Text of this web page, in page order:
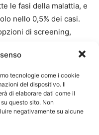
tecnologie come i cookie
del dispositivo. Il
di elaborare dati come il
questo sito. Non
negativamente su alcune
le fasi della malattia, e
nello 0,5% dei casi.
di screening,
era il doppio (65,6%)
del collo
la capacità
positivo del test nei
e il mieloma, è stata del